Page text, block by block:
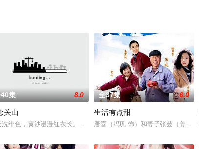
知婚姻是爱情的坟墓却还是不愿死无葬身之地的大龄单身
集 8.0
关山
洗绯色，黄沙漫漫红衣长。江湖行远舟，关山阵阵万重霜。该剧讲述
全37集 6.0
生活有点甜
唐喜（冯巩 饰）和妻子张芸（姜宏